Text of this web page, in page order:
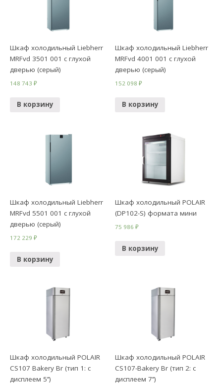
Шкаф холодильный Liebherr
MRFvd 3501 001 с глухой
дверью (серый)
148 743₽
В корзину
Шкаф холодильный Liebherr
MRFvd 4001 001 с глухой
дверью (серый)
152 098₽
В корзину
Шкаф холодильный Liebherr
MRFvd 5501 001 с глухой
дверью (серый)
172 229₽
В корзину
Шкаф холодильный POLAIR
(DP102-S) формата мини
75 986₽
В корзину
Шкаф холодильный POLAIR
CS107 Bakery Br (тип 1: с
дисплеем 5’’)
Шкаф холодильный POLAIR
CS107-Bakery Br (тип 2: с
дисплеем 7’’)